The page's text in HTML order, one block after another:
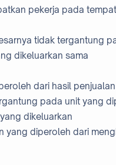
pekerja pada
tidak tergantung
dikeluarkan sama
dari hasil
pada unit yang
dikeluarkan
yang diperoleh dari